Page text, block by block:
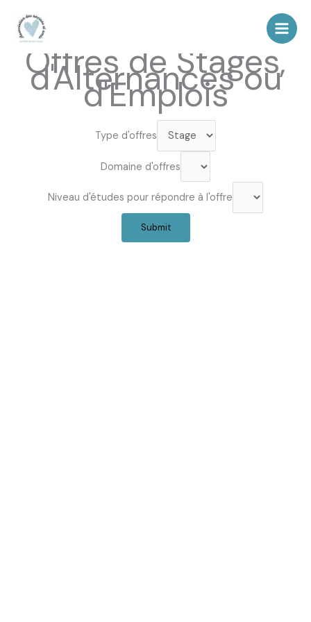
contenuOffres de Stages,
d'Alternances ou
d'Emplois
Type d'offres
Domaine d'offres
Niveau d'études pour répondre à l'offre